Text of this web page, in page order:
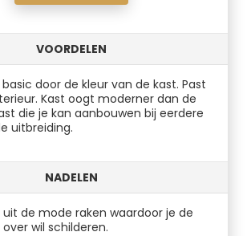
VOORDELEN
door de kleur van de kast. Past
Kast oogt moderner dan de
die je kan aanbouwen bij eerdere
uitbreiding.
NADELEN
uit de mode raken waardoor je de
wil schilderen.